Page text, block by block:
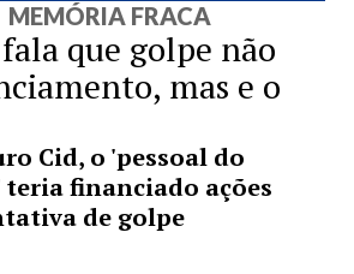
MEMÓRIA FRACA
que golpe não
mas e o
Cid, o 'pessoal do
financiado ações
de golpe